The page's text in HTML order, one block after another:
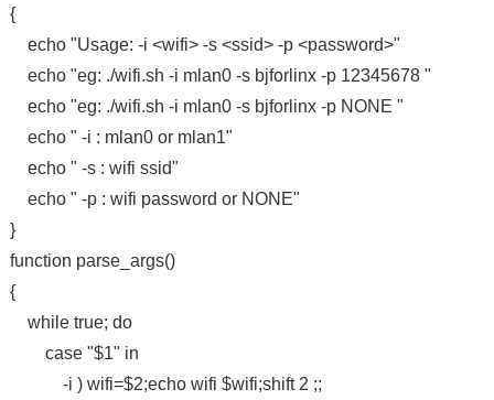
{
echo "Usage: -i <wifi> -s <ssid> -p <password>"
echo "eg: ./wifi.sh -i mlan0 -s bjforlinx -p 12345678 "
echo "eg: ./wifi.sh -i mlan0 -s bjforlinx -p NONE "
echo " -i : mlan0 or mlan1"
echo " -s : wifi ssid"
echo " -p : wifi password or NONE"
}
function parse_args()
{
while true; do
case "$1" in
-i ) wifi=$2;echo wifi $wifi;shift 2 ;;